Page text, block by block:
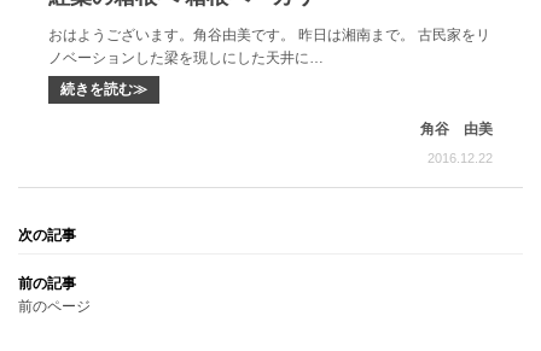
おはようございます。角谷由美です。 昨日は湘南まで。 古民家をリ
ノベーションした梁を現しにした天井に…
続きを読む≫
角谷 由美
2016.12.22
前のページ